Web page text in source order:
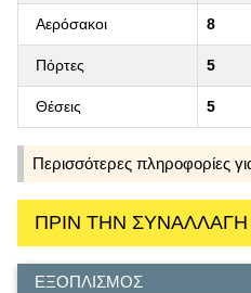
Αερόσακοι 8
Πόρτες 5
Θέσεις 5
Περισσότερες πληροφορίες
ΠΡΙΝ ΤΗΝ ΣΥΝΑΛΛΑΓΗ
ΕΞΟΠΛΙΣΜΟΣ